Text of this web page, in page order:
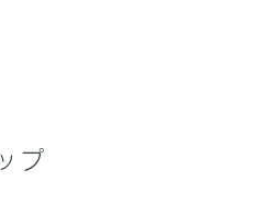
プ